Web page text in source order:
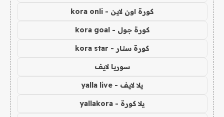
كورة اون لاين - kora onli
كورة جول - kora goal
كورة ستار - kora star
سوريا لايف
يلا لايف - yalla live
يلا كورة - yallakora